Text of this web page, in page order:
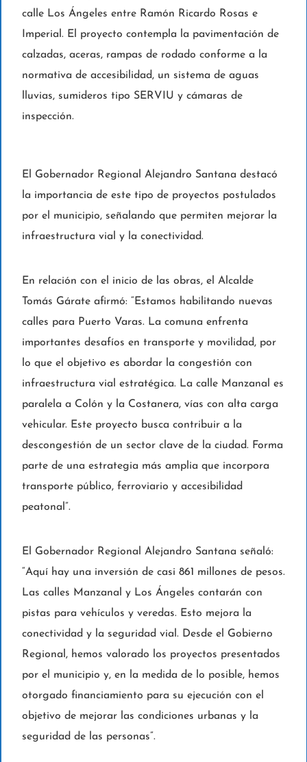
calle Los Ángeles entre Ramón Ricardo Rosas e
Imperial. El proyecto contempla la pavimentación de
calzadas, aceras, rampas de rodado conforme a la
normativa de accesibilidad, un sistema de aguas
lluvias, sumideros tipo SERVIU y cámaras de
inspección.
El Gobernador Regional Alejandro Santana destacó
la importancia de este tipo de proyectos postulados
por el municipio, señalando que permiten mejorar la
infraestructura vial y la conectividad.
En relación con el inicio de las obras, el Alcalde
Tomás Gárate afirmó: “Estamos habilitando nuevas
calles para Puerto Varas. La comuna enfrenta
importantes desafíos en transporte y movilidad, por
lo que el objetivo es abordar la congestión con
infraestructura vial estratégica. La calle Manzanal es
paralela a Colón y la Costanera, vías con alta carga
vehicular. Este proyecto busca contribuir a la
descongestión de un sector clave de la ciudad. Forma
parte de una estrategia más amplia que incorpora
transporte público, ferroviario y accesibilidad
peatonal”.
El Gobernador Regional Alejandro Santana señaló:
“Aquí hay una inversión de casi 861 millones de pesos.
Las calles Manzanal y Los Ángeles contarán con
pistas para vehículos y veredas. Esto mejora la
conectividad y la seguridad vial. Desde el Gobierno
Regional, hemos valorado los proyectos presentados
por el municipio y, en la medida de lo posible, hemos
otorgado financiamiento para su ejecución con el
objetivo de mejorar las condiciones urbanas y la
seguridad de las personas”.